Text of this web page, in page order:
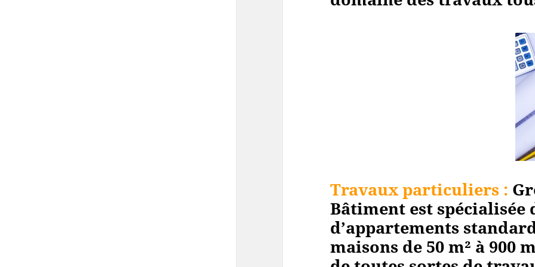
Travaux particuliers :
Bâtiment est spécialisée
d’appartements
maisons de 50 m² à 900